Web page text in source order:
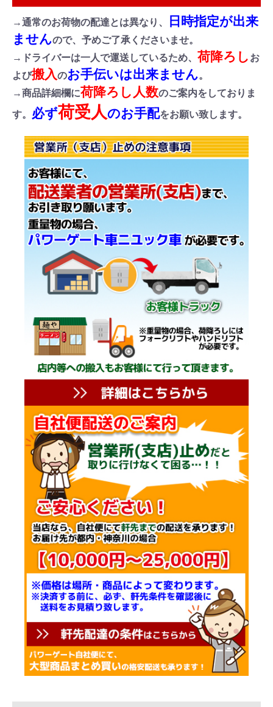
→通常のお荷物の配達とは異なり、
日時指定が出来
ませんので、予めご了承くださいませ。
→ドライバーは一人で運送しているため、 荷降ろし お
よび搬入のお手伝いは出来ません。
→商品詳細欄に荷降ろし人数のご案内をしておりま
す。 必ず荷受人のお手配をお願い致します。